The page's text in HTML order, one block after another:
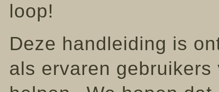
loop!
Deze handleiding is
als ervaren